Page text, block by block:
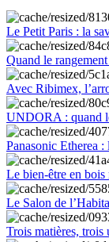
Le Petit Paris : la
Quand le
Avec Ribimex,
UNDORA : quand
Panasonic Etherea
Le bien-être en bois
Le Salon de
Trois matières, trois